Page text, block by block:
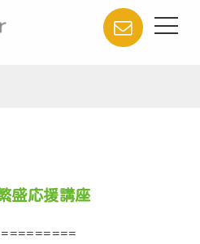
盛応援講座